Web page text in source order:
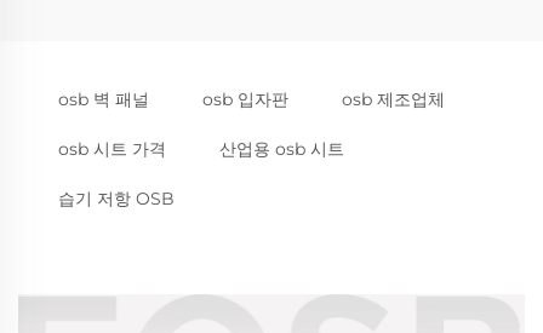
osb 벽 패널 osb 입자판 osb 제조업체
osb 시트 가격 산업용 osb 시트
습기 저항 OSB